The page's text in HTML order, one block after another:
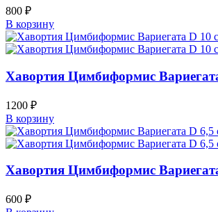
800 ₽
В корзину
Хавортия Цимбиформис
1200 ₽
В корзину
Хавортия Цимбиформис
600 ₽